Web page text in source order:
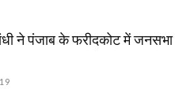
ने पंजाब के फरीदकोट में जनसभा